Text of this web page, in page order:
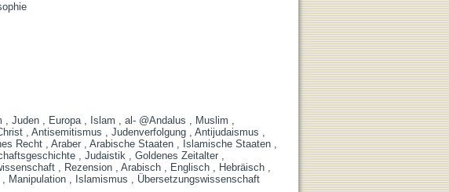
, Juden , Europa , Islam , al- @Andalus , Muslim ,
, Antisemitismus , Judenverfolgung , Antijudaismus ,
Recht , Araber , Arabische Staaten , Islamische Staaten ,
, Judaistik , Goldenes Zeitalter ,
, Rezension , Arabisch , Englisch , Hebräisch ,
Manipulation , Islamismus , Übersetzungswissenschaft